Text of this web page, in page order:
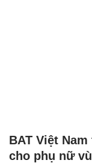
BAT Việt
cho phụ nữ